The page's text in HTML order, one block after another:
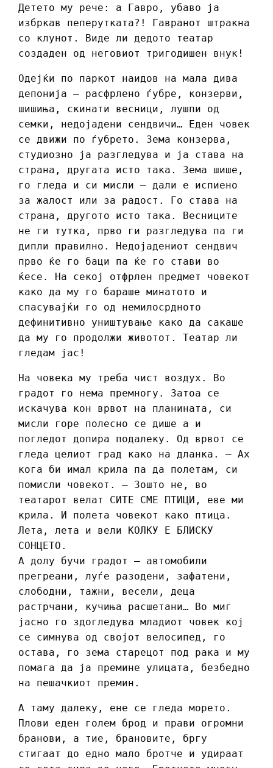
Детето му рече: а Гавро, убаво ја
избркав пеперутката?! Гавранот штракна
со клунот. Виде ли дедото театар
создаден од неговиот тригодишен внук!
Одејќи по паркот наидов на мала дива
депонија – расфрлено ѓубре, конзерви,
шишиња, скинати весници, лушпи од
семки, недојадени сендвичи… Еден човек
се движи по ѓубрето. Зема конзерва,
студиозно ја разгледува и ја става на
страна, другата исто така. Зема шише,
го гледа и си мисли – дали е испиено
за жалост или за радост. Го става на
страна, другото исто така. Весниците
не ги тутка, прво ги разгледува па ги
дипли правилно. Недојадениот сендвич
прво ќе го баци па ќе го стави во
ќесе. На секој отфрлен предмет човекот
како да му го бараше минатото и
спасувајќи го од немилосрдното
дефинитивно уништување како да сакаше
да му го продолжи животот. Театар ли
гледам јас!
На човека му треба чист воздух. Во
градот го нема премногу. Затоа се
искачува кон врвот на планината, си
мисли горе полесно се дише а и
погледот допира подалеку. Од врвот се
гледа целиот град како на дланка. – Ах
кога би имал крила па да полетам, си
помисли човекот. – Зошто не, во
театарот велат СИТЕ СМЕ ПТИЦИ, еве ми
крила. И полета човекот како птица.
Лета, лета и вели КОЛКУ Е БЛИСКУ
СОНЦЕТО.
А долу бучи градот – автомобили
прегреани, луѓе разодени, зафатени,
слободни, тажни, весели, деца
растрчани, кучиња расшетани… Во миг
јасно го здогледува младиот човек кој
се симнува од својот велосипед, го
остава, го зема старецот под рака и му
помага да ја премине улицата, безбедно
на пешачкиот премин.
А таму далеку, ене се гледа морето.
Плови еден голем брод и прави огромни
бранови, а тие, брановите, бргу
стигаат до едно мало бротче и удираат